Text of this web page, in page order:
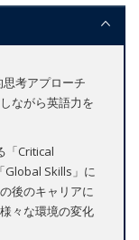
考アプローチ
ながら英語力を
「Critical
Global Skills」に
後のキャリアに
々な環境の変化